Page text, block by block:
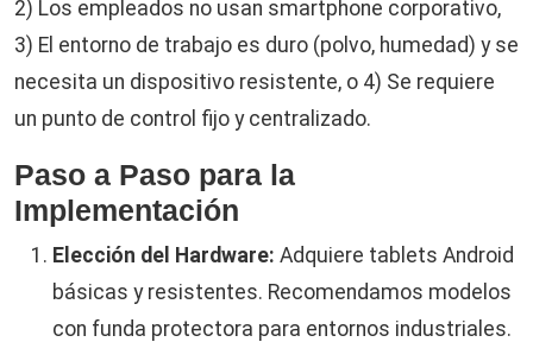
2) Los empleados no usan smartphone corporativo,
3) El entorno de trabajo es duro (polvo, humedad) y se
necesita un dispositivo resistente, o 4) Se requiere
un punto de control fijo y centralizado.
Paso a Paso para la
Implementación
Elección del Hardware: Adquiere tablets Android
básicas y resistentes. Recomendamos modelos
con funda protectora para entornos industriales.